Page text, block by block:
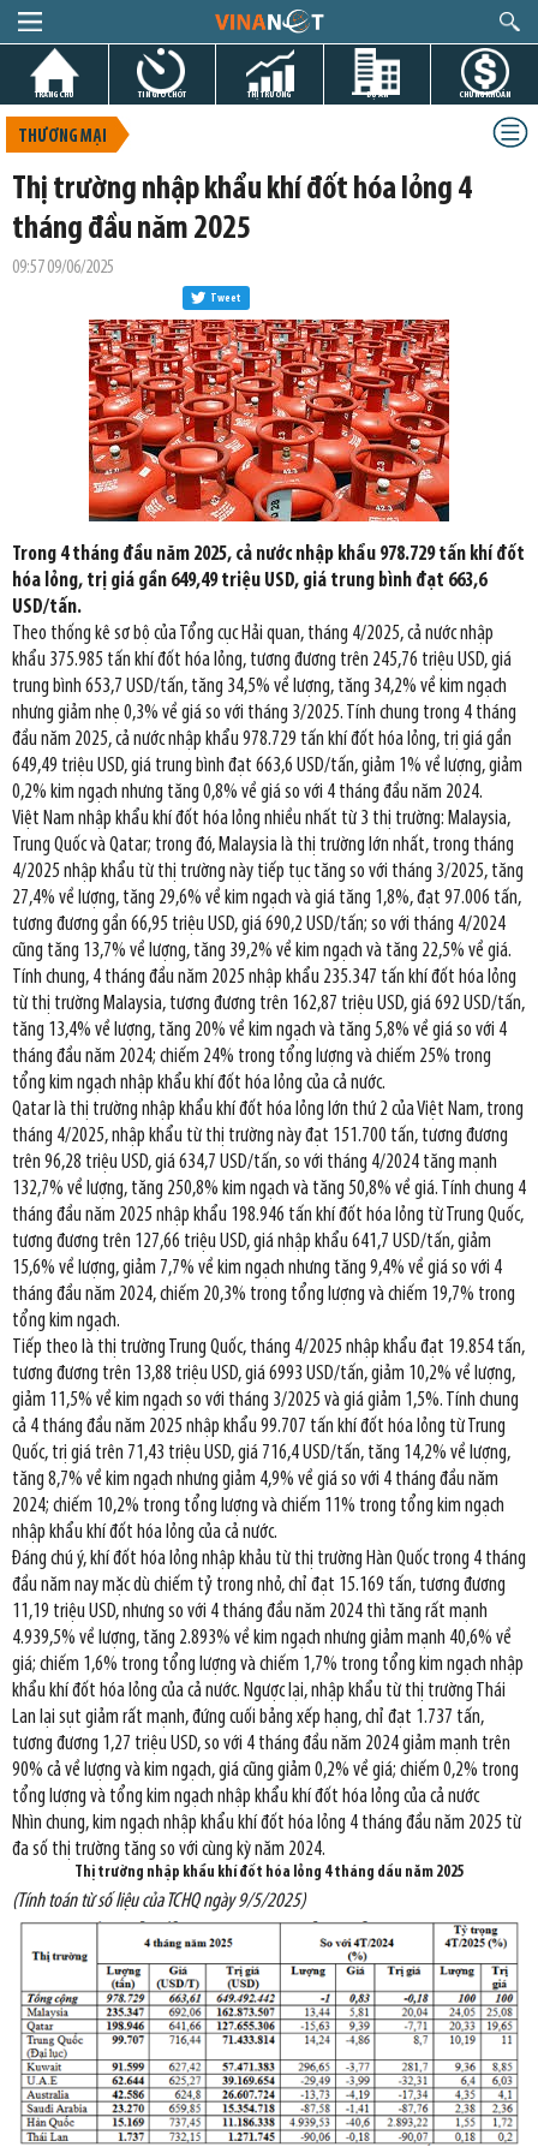
TRANG CHỦ TIN GIỜ CHÓT THỊ TRƯỜNG DỰ ÁN CHỨNG KHOÁN
THƯƠNG MẠI
Thị trường nhập khẩu khí đốt hóa lỏng 4
tháng đầu năm 2025
09:57 09/06/2025
Tweet
Trong 4 tháng đầu năm 2025, cả nước nhập khẩu 978.729 tấn khí đốt
hóa lỏng, trị giá gần 649,49 triệu USD, giá trung bình đạt 663,6
USD/tấn.
Theo thống kê sơ bộ của Tổng cục Hải quan, tháng 4/2025, cả nước nhập
khẩu 375.985 tấn khí đốt hóa lỏng, tương đương trên 245,76 triệu USD, giá
trung bình 653,7 USD/tấn, tăng 34,5% về lượng, tăng 34,2% về kim ngạch
nhưng giảm nhẹ 0,3% về giá so với tháng 3/2025. Tính chung trong 4 tháng
đầu năm 2025, cả nước nhập khẩu 978.729 tấn khí đốt hóa lỏng, trị giá gần
649,49 triệu USD, giá trung bình đạt 663,6 USD/tấn, giảm 1% về lượng, giảm
0,2% kim ngạch nhưng tăng 0,8% về giá so với 4 tháng đầu năm 2024.
Việt Nam nhập khẩu khí đốt hóa lỏng nhiều nhất từ 3 thị trường: Malaysia,
Trung Quốc và Qatar; trong đó, Malaysia là thị trường lớn nhất, trong tháng
4/2025 nhập khẩu từ thị trường này tiếp tục tăng so với tháng 3/2025, tăng
27,4% về lượng, tăng 29,6% về kim ngạch và giá tăng 1,8%, đạt 97.006 tấn,
tương đương gần 66,95 triệu USD, giá 690,2 USD/tấn; so với tháng 4/2024
cũng tăng 13,7% về lượng, tăng 39,2% về kim ngạch và tăng 22,5% về giá.
Tính chung, 4 tháng đầu năm 2025 nhập khẩu 235.347 tấn khí đốt hóa lỏng
từ thị trường Malaysia, tương đương trên 162,87 triệu USD, giá 692 USD/tấn,
tăng 13,4% về lượng, tăng 20% về kim ngạch và tăng 5,8% về giá so với 4
tháng đầu năm 2024; chiếm 24% trong tổng lượng và chiếm 25% trong
tổng kim ngạch nhập khẩu khí đốt hóa lỏng của cả nước.
Qatar là thị trường nhập khẩu khí đốt hóa lỏng lớn thứ 2 của Việt Nam, trong
tháng 4/2025, nhập khẩu từ thị trường này đạt 151.700 tấn, tương đương
trên 96,28 triệu USD, giá 634,7 USD/tấn, so với tháng 4/2024 tăng mạnh
132,7% về lượng, tăng 250,8% kim ngạch và tăng 50,8% về giá. Tính chung 4
tháng đầu năm 2025 nhập khẩu 198.946 tấn khí đốt hóa lỏng từ Trung Quốc,
tương đương trên 127,66 triệu USD, giá nhập khẩu 641,7 USD/tấn, giảm
15,6% về lượng, giảm 7,7% về kim ngạch nhưng tăng 9,4% về giá so với 4
tháng đầu năm 2024, chiếm 20,3% trong tổng lượng và chiếm 19,7% trong
tổng kim ngạch.
Tiếp theo là thị trường Trung Quốc, tháng 4/2025 nhập khẩu đạt 19.854 tấn,
tương đương trên 13,88 triệu USD, giá 6993 USD/tấn, giảm 10,2% về lượng,
giảm 11,5% về kim ngạch so với tháng 3/2025 và giá giảm 1,5%. Tính chung
cả 4 tháng đầu năm 2025 nhập khẩu 99.707 tấn khí đốt hóa lỏng từ Trung
Quốc, trị giá trên 71,43 triệu USD, giá 716,4 USD/tấn, tăng 14,2% về lượng,
tăng 8,7% về kim ngạch nhưng giảm 4,9% về giá so với 4 tháng đầu năm
2024; chiếm 10,2% trong tổng lượng và chiếm 11% trong tổng kim ngạch
nhập khẩu khí đốt hóa lỏng của cả nước.
Đáng chú ý, khí đốt hóa lỏng nhập khảu từ thị trường Hàn Quốc trong 4 tháng
đầu năm nay mặc dù chiếm tỷ trong nhỏ, chỉ đạt 15.169 tấn, tương đương
11,19 triệu USD, nhưng so với 4 tháng đầu năm 2024 thì tăng rất mạnh
4.939,5% về lượng, tăng 2.893% về kim ngạch nhưng giảm mạnh 40,6% về
giá; chiếm 1,6% trong tổng lượng và chiếm 1,7% trong tổng kim ngạch nhập
khẩu khí đốt hóa lỏng của cả nước. Ngược lại, nhập khẩu từ thị trường Thái
Lan lại sụt giảm rất mạnh, đứng cuối bảng xếp hạng, chỉ đạt 1.737 tấn,
tương đương 1,27 triệu USD, so với 4 tháng đầu năm 2024 giảm mạnh trên
90% cả về lượng và kim ngạch, giá cũng giảm 0,2% về giá; chiếm 0,2% trong
tổng lượng và tổng kim ngạch nhập khẩu khí đốt hóa lỏng của cả nước
Nhìn chung, kim ngạch nhập khẩu khí đốt hóa lỏng 4 tháng đầu năm 2025 từ
đa số thị trường tăng so với cùng kỳ năm 2024.
Thị trường nhập khẩu khí đốt hóa lỏng 4 tháng dầu năm 2025
(Tính toán từ số liệu của TCHQ ngày 9/5/2025)